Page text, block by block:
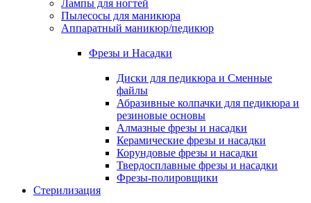
Лампы для ногтей
Пылесосы для маникюра
Аппаратный маникюр/педикюр
Фрезы и Насадки
Диски для педикюра и Сменные
файлы
Абразивные колпачки для педикюра и
резиновые основы
Алмазные фрезы и насадки
Керамические фрезы и насадки
Корундовые фрезы и насадки
Твердосплавные фрезы и насадки
Фрезы-полировщики
Стерилизация